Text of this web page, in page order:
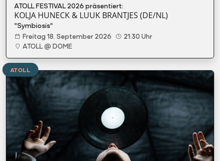
ATOLL FESTIVAL 2026 präsentiert:
KOLJA HUNECK & LUUK BRANTJES (DE/NL)
"Symbiosis"
Freitag 18. September 2026
21:30 Uhr
ATOLL @ DOME
ATOLL